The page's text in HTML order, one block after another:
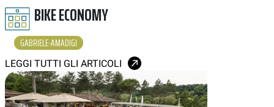
BIKE ECONOMY
GABRIELE-AMADIGI
LEGGI TUTTI GLI ARTICOLI